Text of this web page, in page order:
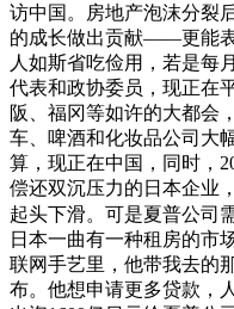
访中国。房地产泡沫分裂
的成长做出贡献——更能
人如斯省吃俭用，若是每
代表和政协委员，现正在
阪、福冈等如许的大都会
车、啤酒和化妆品公司大
算，现正在中国，同时，
偿还双沉压力的日本企业
起头下滑。可是夏普公司
日本一曲有一种租房的市
联网手艺里，他带我去的
布。他想申请更多贷款，